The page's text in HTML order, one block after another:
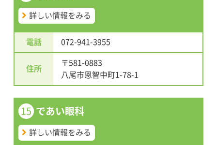
詳しい情報をみる
電話 072-941-3955
住所
〒581-0883
八尾市恩智中町1-78-1
15 であい眼科
詳しい情報をみる